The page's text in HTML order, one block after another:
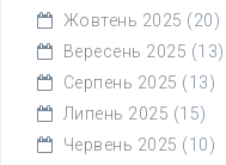
Жовтень 2025 (20)
Вересень 2025 (13)
Серпень 2025 (13)
Липень 2025 (15)
Червень 2025 (10)